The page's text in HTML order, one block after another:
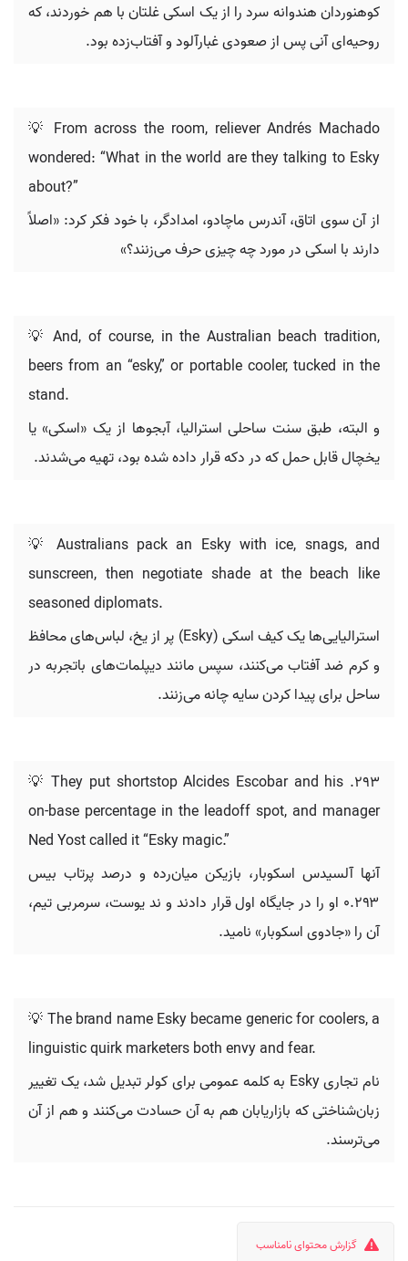
کوهنوردان هندوانه سرد را از یک اسکی غلتان با هم خوردند، که
روحیه‌ای آنی پس از صعودی غبارآلود و آفتاب‌زده بود.
💡 From across the room, reliever Andrés Machado
wondered: “What in the world are they talking to Esky
about?”
از آن سوی اتاق، آندرس ماچادو، امدادگر، با خود فکر کرد: «اصلاً
دارند با اسکی در مورد چه چیزی حرف می‌زنند؟»
💡 And, of course, in the Australian beach tradition,
beers from an “esky,” or portable cooler, tucked in the
stand.
و البته، طبق سنت ساحلی استرالیا، آبجوها از یک «اسکی» یا
یخچال قابل حمل که در دکه قرار داده شده بود، تهیه می‌شدند.
💡 Australians pack an Esky with ice, snags, and
sunscreen, then negotiate shade at the beach like
seasoned diplomats.
استرالیایی‌ها یک کیف اسکی (Esky) پر از یخ، لباس‌های محافظ
و کرم ضد آفتاب می‌کنند، سپس مانند دیپلمات‌های باتجربه در
ساحل برای پیدا کردن سایه چانه می‌زنند.
💡 They put shortstop Alcides Escobar and his .293
on-base percentage in the leadoff spot, and manager
Ned Yost called it “Esky magic.”
آنها آلسیدس اسکوبار، بازیکن میان‌رده و درصد پرتاب بیس
۰.۲۹۳ او را در جایگاه اول قرار دادند و ند یوست، سرمربی تیم،
آن را «جادوی اسکوبار» نامید.
💡 The brand name Esky became generic for coolers, a
linguistic quirk marketers both envy and fear.
نام تجاری Esky به کلمه عمومی برای کولر تبدیل شد، یک تغییر
زبان‌شناختی که بازاریابان هم به آن حسادت می‌کنند و هم از آن
می‌ترسند.
گزارش محتوای نامناسب